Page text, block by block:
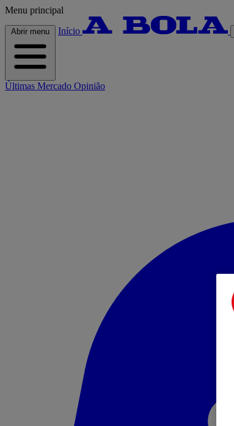
Menu principal
Abrir menu Início
Últimas Mercado Opinião